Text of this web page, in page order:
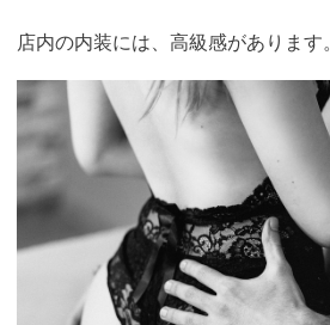
店内の内装には、高級感があります。